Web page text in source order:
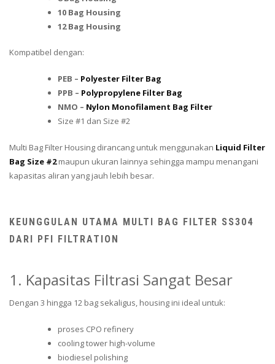
10 Bag Housing
12 Bag Housing
Kompatibel dengan:
PEB – Polyester Filter Bag
PPB – Polypropylene Filter Bag
NMO – Nylon Monofilament Bag Filter
Size #1 dan Size #2
Multi Bag Filter Housing dirancang untuk menggunakan Liquid Filter
Bag Size #2maupun ukuran lainnya sehingga mampu menangani
kapasitas aliran yang jauh lebih besar.
KEUNGGULAN UTAMA MULTI BAG FILTER SS304
DARI PFI FILTRATION
1. Kapasitas Filtrasi Sangat Besar
Dengan 3 hingga 12 bag sekaligus, housing ini ideal untuk:
proses CPO refinery
cooling tower high-volume
biodiesel polishing